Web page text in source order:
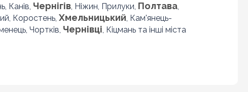
Канів, Чернігів, Ніжин, Прилуки, Полтава,
Коростень, Хмельницький, Кам'янець-
Чортків, Чернівці, Кіцмань та інші міста